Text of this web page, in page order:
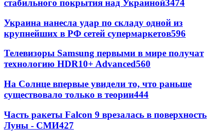
стабильного покрытия над Украиной3474
Украина нанесла удар по складу одной из
крупнейших в РФ сетей супермаркетов596
Телевизоры Samsung первыми в мире получат
технологию HDR10+ Advanced560
На Солнце впервые увидели то, что раньше
существовало только в теории444
Часть ракеты Falcon 9 врезалась в поверхность
Луны - СМИ427